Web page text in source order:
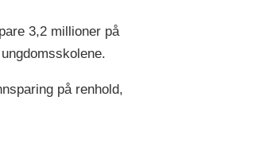
3,2 millioner på
på renhold,